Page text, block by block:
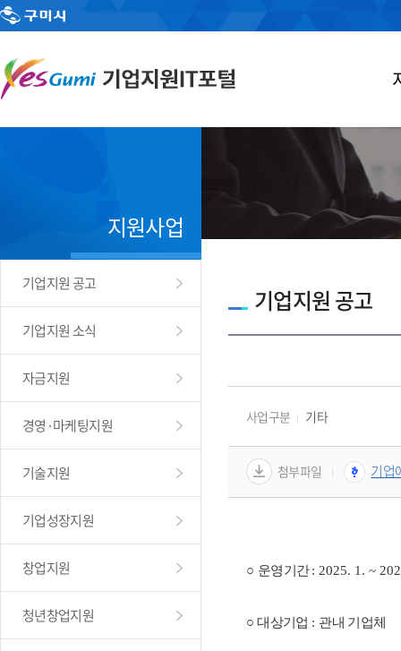
지원사업
기업지원 공고
기업지원 소식
자금지원
경영·마케팅지원
기술지원
기업성장지원
창업지원
청년창업지원
기업지원 공고
사업구분 기타
첨부파일 기업
○ 운영기간 : 2025. 1. ~
○ 대상기업 : 관내 기업체